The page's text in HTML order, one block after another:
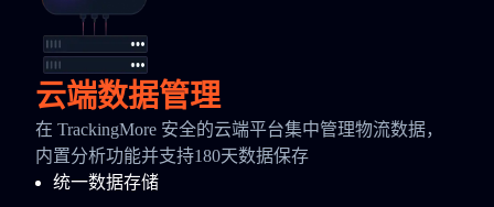
云端数据管理
在 TrackingMore 安全的云端平台集中管理物流数据，
内置分析功能并支持180天数据保存
统一数据存储